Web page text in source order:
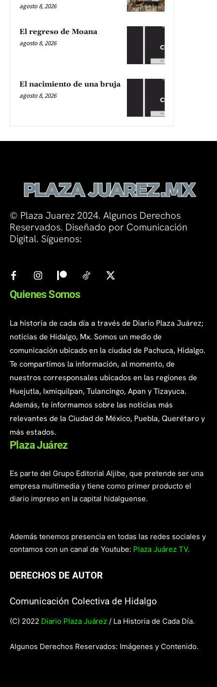
agosto 8, 2026
El regreso de Moana
agosto 8, 2026
El nacimiento de una bruja
agosto 8, 2026
© Plaza Juarez 2024. Algunos Derechos
Reservados. Diseñado por Comunicación
Digital. Síguenos:
Quienes Somos
La historia de cada día a través de Diario Plaza Juárez;
noticias de Hidalgo, Mx. Somos un medio de
comunicación ubicado en la ciudad de Pachuca, Hidalgo.
Te compartimos la información, al momento, de
nuestros corresponsales ubicados en las regiones de
Huejutla, Ixmiquilpan, Tulancingo, Apan y Tizayuca.
Además, te informamos sobre las noticias más
relevantes de la Ciudad de México, Puebla, Querétaro y
más estados.
Plaza Juárez
Es parte del Grupo Editorial Aljibe, que pretende ser una
empresa multimedia y tiene como primer producto el
diario impreso en la capital hidalguense.
Además tenemos presencia en todas las redes sociales y
contamos con un canal de Youtube: Plaza Juárez TV.
DERECHOS DE AUTOR
Comunicación Colectiva de Hidalgo
(C) 2022 Diario Plaza Juárez / La Historia de Cada Día.
Algunos Derechos Reservados: Imágenes y Contenido.